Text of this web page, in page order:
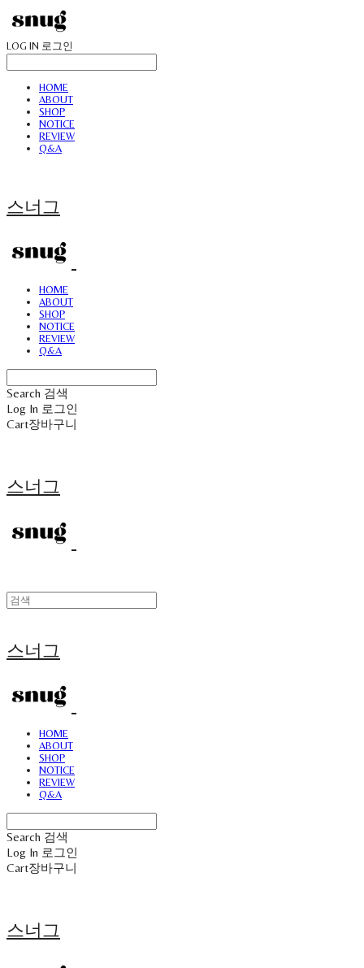
LOG IN 로그인
HOME
ABOUT
SHOP
NOTICE
REVIEW
Q&A
스너그
HOME
ABOUT
SHOP
NOTICE
REVIEW
Q&A
Search 검색
Log In 로그인
Cart장바구니
스너그
스너그
HOME
ABOUT
SHOP
NOTICE
REVIEW
Q&A
Search 검색
Log In 로그인
Cart장바구니
스너그